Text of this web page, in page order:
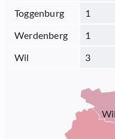
Toggenburg
1
Werdenberg
1
Wil
3
Wil